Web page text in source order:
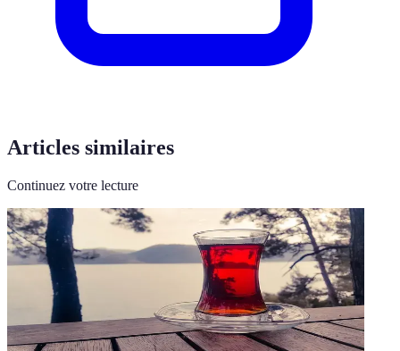
Articles similaires
Continuez votre lecture